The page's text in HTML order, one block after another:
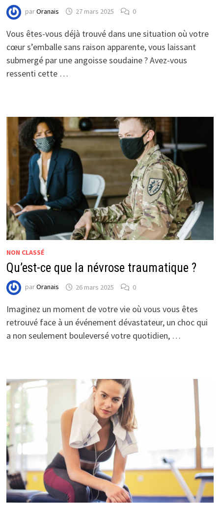
parOranais 27 mars 2025 0
Vous êtes-vous déjà trouvé dans une situation où votre
cœur s’emballe sans raison apparente, vous laissant
submergé par une angoisse soudaine ? Avez-vous
ressenti cette …
NON CLASSÉ
Qu’est-ce que la névrose traumatique ?
parOranais 26 mars 2025 0
Imaginez un moment de votre vie où vous vous êtes
retrouvé face à un événement dévastateur, un choc qui
a non seulement bouleversé votre quotidien, …